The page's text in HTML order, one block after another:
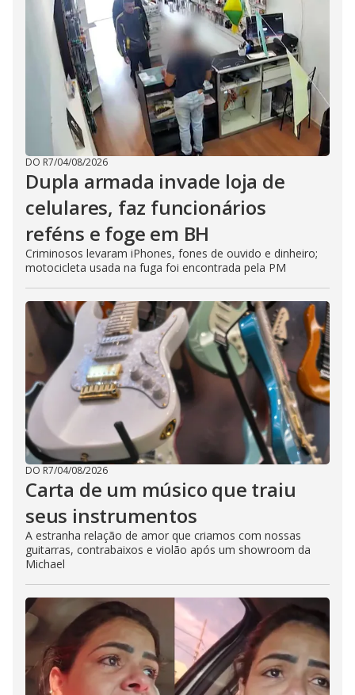
DO R7/04/08/2026
Dupla armada invade loja de
celulares, faz funcionários
reféns e foge em BH
Criminosos levaram iPhones, fones de ouvido e dinheiro;
motocicleta usada na fuga foi encontrada pela PM
DO R7/04/08/2026
Carta de um músico que traiu
seus instrumentos
A estranha relação de amor que criamos com nossas
guitarras, contrabaixos e violão após um showroom da
Michael